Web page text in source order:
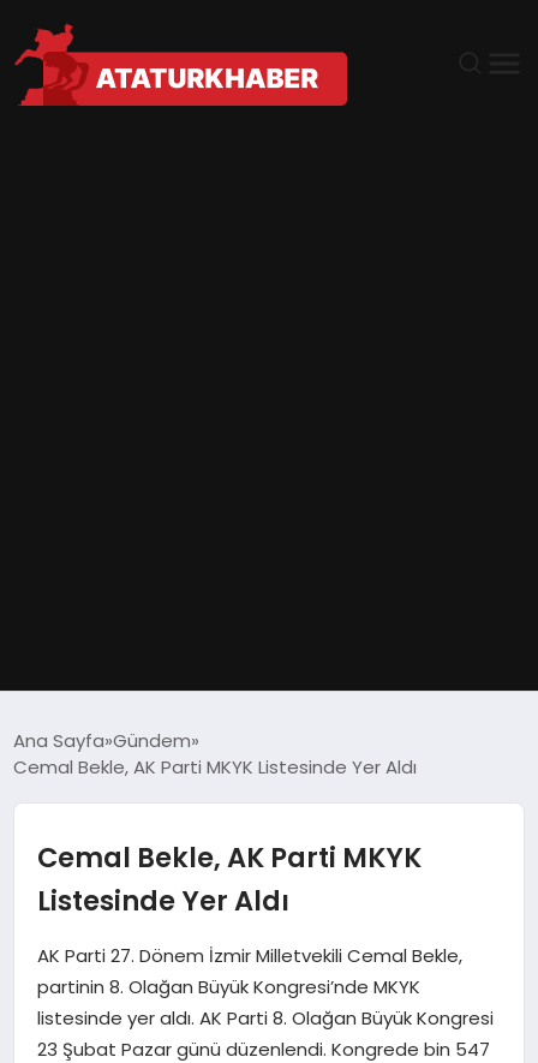
EĞITIM
EKONOMI
MAGAZIN
SAĞLIK
Ana Sayfa Gündem
Cemal Bekle, AK Parti MKYK Listesinde Yer Aldı
Cemal Bekle, AK Parti MKYK
Listesinde Yer Aldı
AK Parti 27. Dönem İzmir Milletvekili Cemal Bekle,
partinin 8. Olağan Büyük Kongresi’nde MKYK
listesinde yer aldı. AK Parti 8. Olağan Büyük Kongresi
23 Şubat Pazar günü düzenlendi. Kongrede bin 547